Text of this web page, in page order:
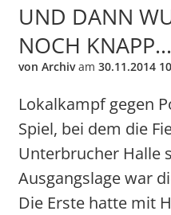
UND DANN
NOCH KNAPP...
von Archivam 30.11.2014
Lokalkampf gegen
Spiel, bei dem die
Unterbrucher Halle
Ausgangslage war
Die Erste hatte mit